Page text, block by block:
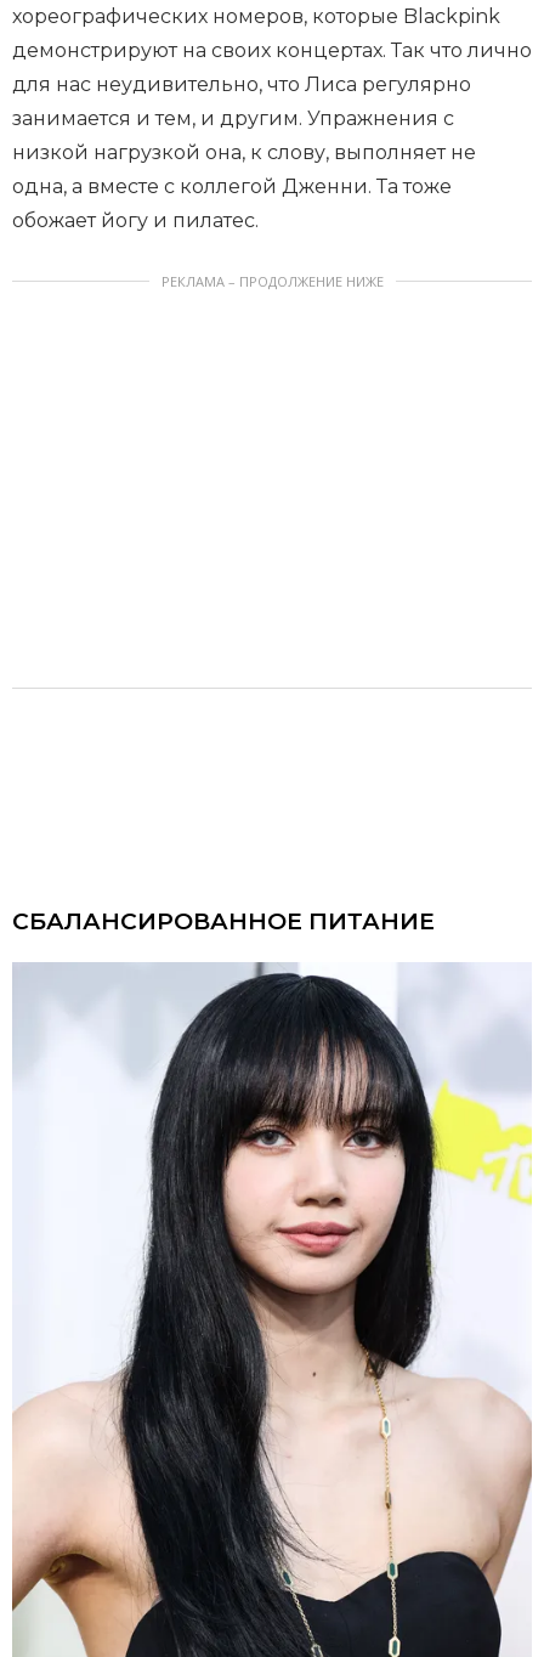
хореографических номеров, которые Blackpink
демонстрируют на своих концертах. Так что лично
для нас неудивительно, что Лиса регулярно
занимается и тем, и другим. Упражнения с
низкой нагрузкой она, к слову, выполняет не
одна, а вместе с коллегой Дженни. Та тоже
обожает йогу и пилатес.
РЕКЛАМА – ПРОДОЛЖЕНИЕ НИЖЕ
СБАЛАНСИРОВАННОЕ ПИТАНИЕ